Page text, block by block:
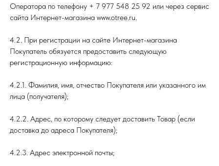
Оператора по телефону + 7 977 548 25 92 или через сервис
сайта Интернет-магазина www.otree.ru.
4.2. При регистрации на сайте Интернет-магазина
Покупатель обязуется предоставить следующую
регистрационную информацию:
4.2.1. Фамилия, имя, отчество Покупателя или указанного им
лица (получателя);
4.2.2. Адрес, по которому следует доставить Товар (если
доставка до адреса Покупателя);
4.2.3. Адрес электронной почты;